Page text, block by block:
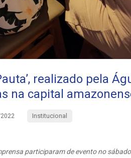
realizado pela
na capital
Institucional
participaram de evento no